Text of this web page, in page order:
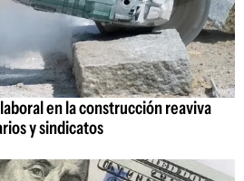
en la construcción reaviva
y sindicatos